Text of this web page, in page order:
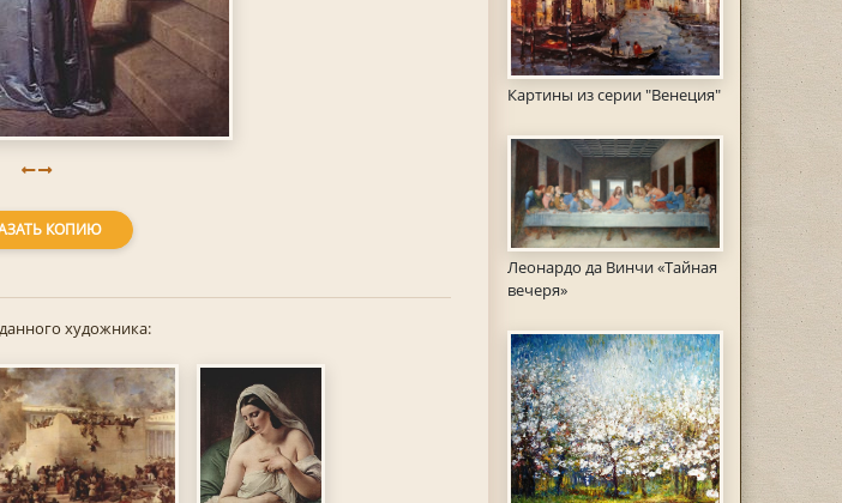
Картины из серии "Венеция"
Леонардо да Винчи «Тайная
вечеря»
КОПИЮ
художника: